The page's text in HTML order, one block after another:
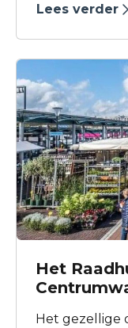
deze
Lees verder
Het
Het gezellige